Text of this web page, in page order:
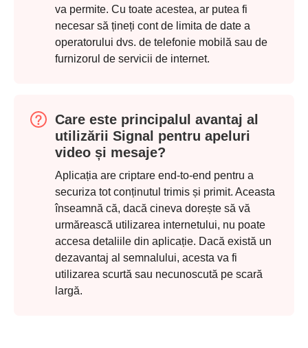
va permite. Cu toate acestea, ar putea fi
necesar să țineți cont de limita de date a
operatorului dvs. de telefonie mobilă sau de
furnizorul de servicii de internet.
Care este principalul avantaj al
utilizării Signal pentru apeluri
video și mesaje?
Aplicația are criptare end-to-end pentru a
securiza tot conținutul trimis și primit. Aceasta
înseamnă că, dacă cineva dorește să vă
urmărească utilizarea internetului, nu poate
accesa detaliile din aplicație. Dacă există un
dezavantaj al semnalului, acesta va fi
utilizarea scurtă sau necunoscută pe scară
largă.